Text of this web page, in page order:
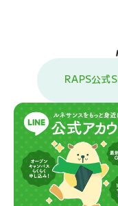
RAPS公式